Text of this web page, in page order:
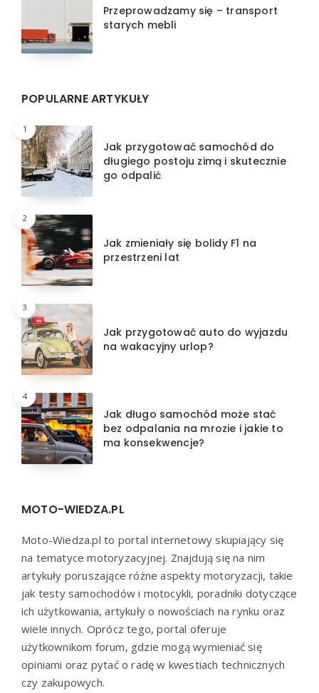
Przeprowadzamy się – transport
starych mebli
POPULARNE ARTYKUŁY
1
Jak przygotować samochód do
długiego postoju zimą i skutecznie
go odpalić
2
Jak zmieniały się bolidy F1 na
przestrzeni lat
3
Jak przygotować auto do wyjazdu
na wakacyjny urlop?
4
Jak długo samochód może stać
bez odpalania na mrozie i jakie to
ma konsekwencje?
MOTO-WIEDZA.PL
Moto-Wiedza.pl to portal internetowy skupiający się
na tematyce motoryzacyjnej. Znajdują się na nim
artykuły poruszające różne aspekty motoryzacji, takie
jak testy samochodów i motocykli, poradniki dotyczące
ich użytkowania, artykuły o nowościach na rynku oraz
wiele innych. Oprócz tego, portal oferuje
użytkownikom forum, gdzie mogą wymieniać się
opiniami oraz pytać o radę w kwestiach technicznych
czy zakupowych.